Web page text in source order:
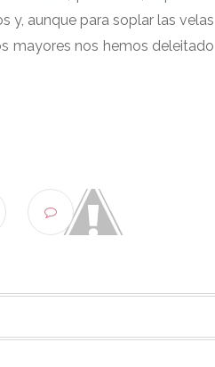
y, aunque para soplar las velas
mayores nos hemos deleitado